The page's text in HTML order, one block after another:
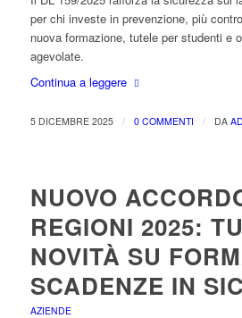
per chi investe in prevenzione, più
nuova formazione, tutele per studenti e
agevolate.
Continua a leggere
5 DICEMBRE 2025 / 0 COMMENTI / DA
NUOVO
REGIONI 2025:
NOVITÀ SU
SCADENZE IN
AZIENDE